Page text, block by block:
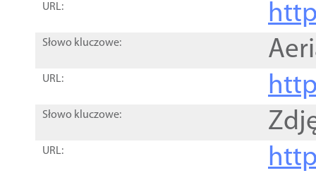
URL:
Słowo kluczowe:
URL:
Słowo kluczowe:
URL: